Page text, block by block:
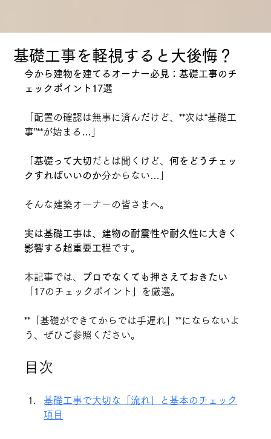
基礎工事を軽視すると大後悔？
今から建物を建てるオーナー必見：基礎工事のチ
ェックポイント17選
「配置の確認は無事に済んだけど、**次は“基礎工
事”**が始まる…」
「基礎って大切だとは聞くけど、何をどうチェッ
クすればいいのか分からない…」
そんな建築オーナーの皆さまへ。
実は基礎工事は、建物の耐震性や耐久性に大きく
影響する超重要工程です。
本記事では、
プロでなくても押さえておきたい
「17のチェックポイント」を厳選。
**「基礎ができてからでは手遅れ」**にならないよ
う、ぜひご参照ください。
目次
基礎工事で大切な「流れ」と基本のチェック
項目